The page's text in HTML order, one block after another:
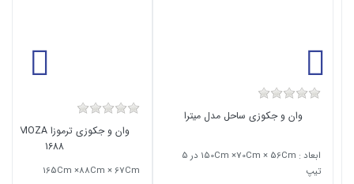
وان و جکوزی ساحل مدل میترا
ابعاد : 150Cm ×70Cm × 56Cm در 5
تیپ
1688
165Cm ×88Cm × 67Cm